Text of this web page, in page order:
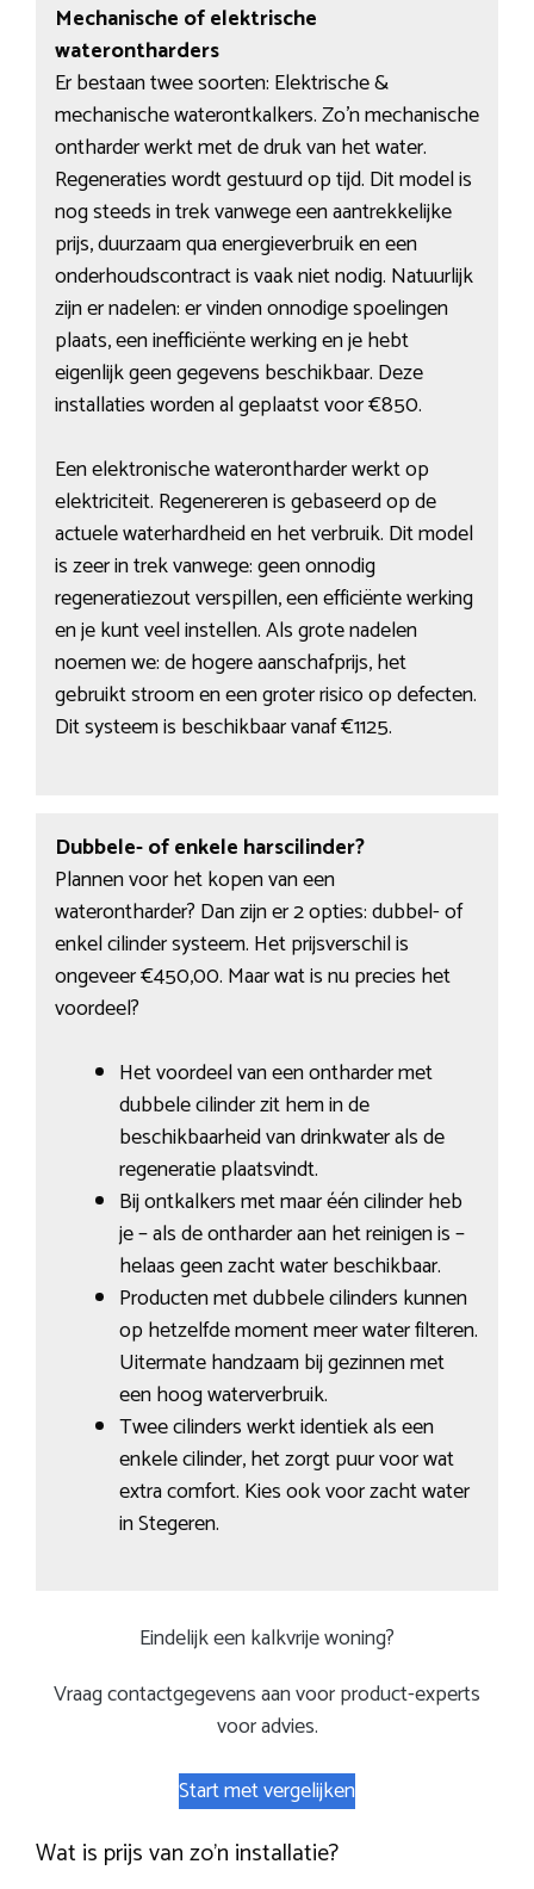
Mechanische of elektrische
waterontharders
Er bestaan twee soorten: Elektrische &
mechanische waterontkalkers. Zo’n mechanische
ontharder werkt met de druk van het water.
Regeneraties wordt gestuurd op tijd. Dit model is
nog steeds in trek vanwege een aantrekkelijke
prijs, duurzaam qua energieverbruik en een
onderhoudscontract is vaak niet nodig. Natuurlijk
zijn er nadelen: er vinden onnodige spoelingen
plaats, een inefficiënte werking en je hebt
eigenlijk geen gegevens beschikbaar. Deze
installaties worden al geplaatst voor €850.
Een elektronische waterontharder werkt op
elektriciteit. Regenereren is gebaseerd op de
actuele waterhardheid en het verbruik. Dit model
is zeer in trek vanwege: geen onnodig
regeneratiezout verspillen, een efficiënte werking
en je kunt veel instellen. Als grote nadelen
noemen we: de hogere aanschafprijs, het
gebruikt stroom en een groter risico op defecten.
Dit systeem is beschikbaar vanaf €1125.
Dubbele- of enkele harscilinder?
Plannen voor het kopen van een
waterontharder? Dan zijn er 2 opties: dubbel- of
enkel cilinder systeem. Het prijsverschil is
ongeveer €450,00. Maar wat is nu precies het
voordeel?
Het voordeel van een ontharder met
dubbele cilinder zit hem in de
beschikbaarheid van drinkwater als de
regeneratie plaatsvindt.
Bij ontkalkers met maar één cilinder heb
je – als de ontharder aan het reinigen is –
helaas geen zacht water beschikbaar.
Producten met dubbele cilinders kunnen
op hetzelfde moment meer water filteren.
Uitermate handzaam bij gezinnen met
een hoog waterverbruik.
Twee cilinders werkt identiek als een
enkele cilinder, het zorgt puur voor wat
extra comfort. Kies ook voor zacht water
in Stegeren.
Eindelijk een kalkvrije woning?
Vraag contactgegevens aan voor product-experts
voor advies.
Start met vergelijken
Wat is prijs van zo’n installatie?